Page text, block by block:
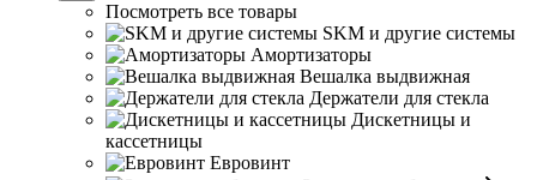
Посмотреть все товары
SKM и другие системы
Амортизаторы
Вешалка выдвижная
Держатели для стекла
Дискетницы и
кассетницы
Евровинт